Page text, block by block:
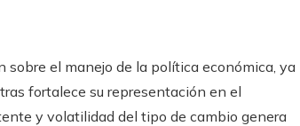
el manejo de la política económica, ya
fortalece su representación en el
y volatilidad del tipo de cambio genera